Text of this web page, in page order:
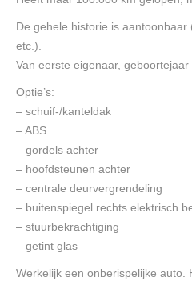
De gehele historie is aantoonbaar
etc.).
Van eerste eigenaar, geboortejaar
Optie’s:
– schuif-/kanteldak
– ABS
– gordels achter
– hoofdsteunen achter
– centrale deurvergrendeling
– buitenspiegel rechts elektrisch
– stuurbekrachtiging
– getint glas
Werkelijk een onberispelijke auto.